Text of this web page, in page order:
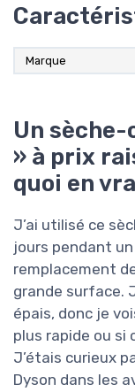
Marque
Un sèche-
» à prix
quoi en
J’ai utilisé ce
jours pendant
remplacement
grande surface.
épais, donc je
plus rapide ou si
J’étais curieux
Dyson dans les